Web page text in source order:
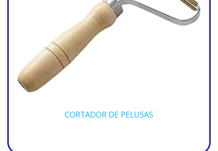
CORTADOR DE PELUSAS